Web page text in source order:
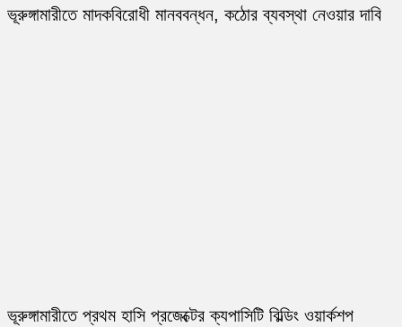
ভূরুঙ্গামারীতে মাদকবিরোধী মানববন্ধন, কঠোর ব্যবস্থা নেওয়ার দাবি
ভূরুঙ্গামারীতে প্রথম হাসি প্রজেক্টের ক্যপাসিটি বিল্ডিং ওয়ার্কশপ